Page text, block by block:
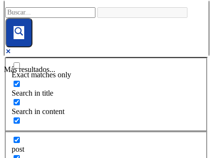
Más resultados...
Exact matches only
Search in title
Search in content
post